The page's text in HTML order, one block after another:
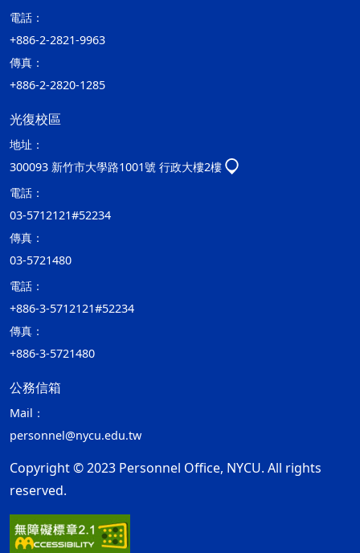
電話：
+886-2-2821-9963
傳真：
+886-2-2820-1285
光復校區
地址：
300093 新竹市大學路1001號 行政大樓2樓
電話：
03-5712121#52234
傳真：
03-5721480
電話：
+886-3-5712121#52234
傳真：
+886-3-5721480
公務信箱
Mail：
personnel@nycu.edu.tw
Copyright © 2023 Personnel Office, NYCU. All rights
reserved.